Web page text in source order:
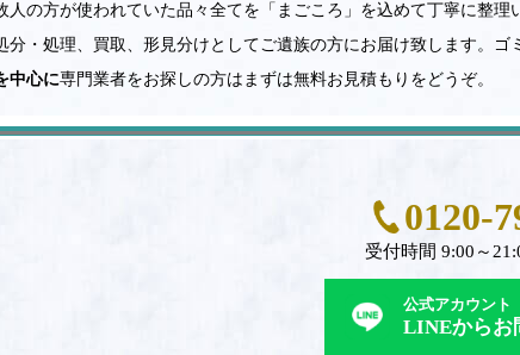
人の方が使われていた品々全てを「まごころ」を込めて丁寧に整理
分・処理、買取、形見分けとしてご遺族の方にお届け致します。
中心に専門業者をお探しの方はまずは無料お見積もりをどうぞ。
0120-
受付時間 9:00～
公式アカウント
LINEからお